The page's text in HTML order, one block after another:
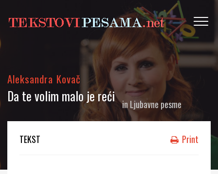
Aleksandra Kovač
Da te volim malo je reći in Ljubavne pesme
TEKST Print